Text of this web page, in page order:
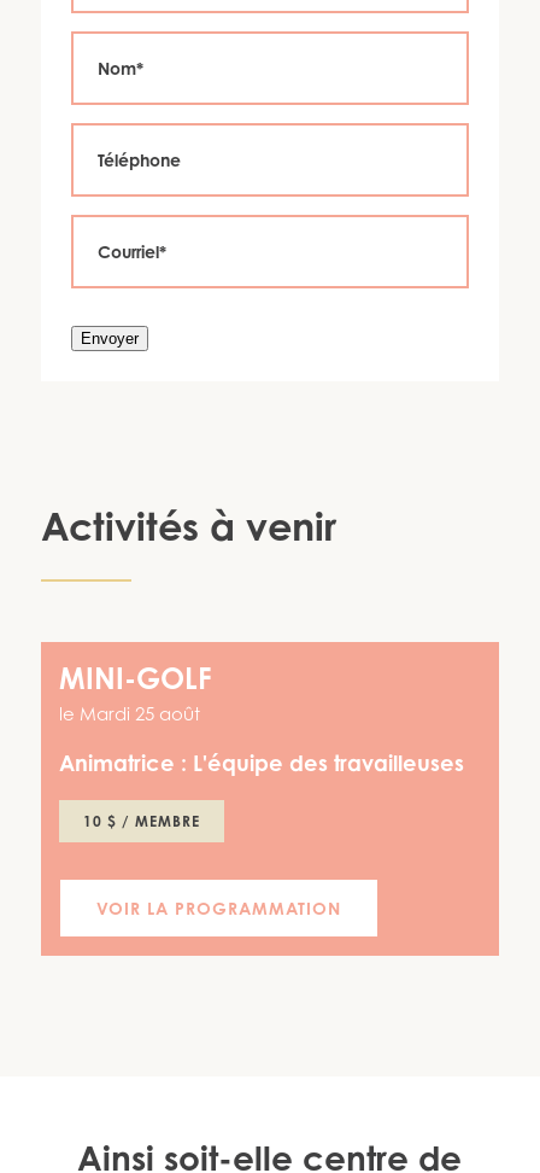
Envoyer
Activités à venir
MINI-GOLF
le Mardi 25 août
Animatrice : L'équipe des travailleuses
10 $ / MEMBRE
VOIR LA PROGRAMMATION
Ainsi soit-elle centre de